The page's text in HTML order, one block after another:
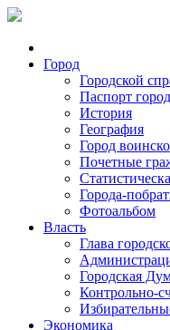
Город
Городской
Паспорт
История
География
Город
Почетные
Города-
Фотоальбом
Власть
Глава
Городская
Контрольно-
Экономика